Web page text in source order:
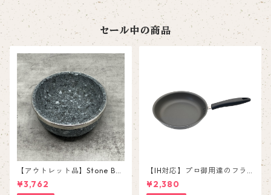
セール中の商品
【アウトレット品】Stone Bo
wl YS-0116D【補強付き石
鍋】
¥3,762
【IH対応】プロ御用達のフラ
イパン 24cm
¥2,380